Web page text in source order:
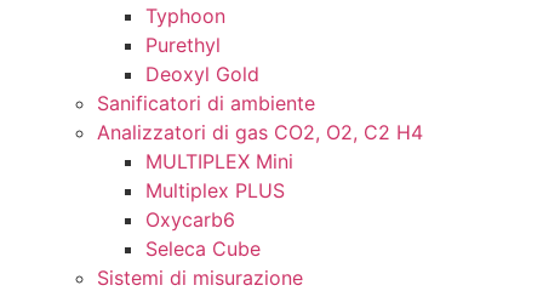
Typhoon
Purethyl
Deoxyl Gold
Sanificatori di ambiente
Analizzatori di gas CO2, O2, C2 H4
MULTIPLEX Mini
Multiplex PLUS
Oxycarb6
Seleca Cube
Sistemi di misurazione